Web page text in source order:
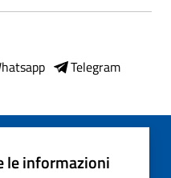
Telegram
le informazioni